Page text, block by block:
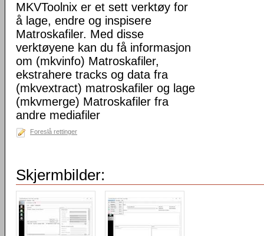
MKVToolnix er et sett verktøy for
å lage, endre og inspisere
Matroskafiler. Med disse
verktøyene kan du få informasjon
om (mkvinfo) Matroskafiler,
ekstrahere tracks og data fra
(mkvextract) matroskafiler og lage
(mkvmerge) Matroskafiler fra
andre mediafiler
Foreslå rettinger
Skjermbilder: